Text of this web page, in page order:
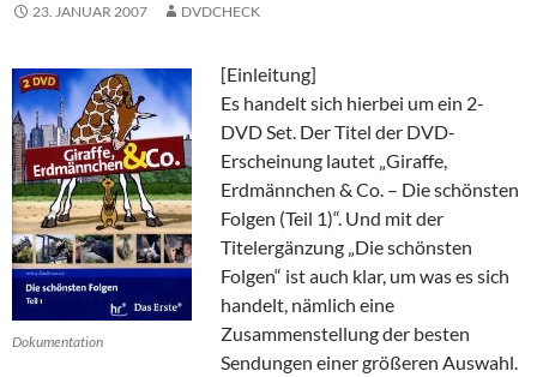
23. JANUAR 2007 DVDCHECK
Dokumentation
[Einleitung]
Es handelt sich hierbei um ein 2-
DVD Set. Der Titel der DVD-
Erscheinung lautet „Giraffe,
Erdmännchen & Co. – Die schönsten
Folgen (Teil 1)“. Und mit der
Titelergänzung „Die schönsten
Folgen“ ist auch klar, um was es sich
handelt, nämlich eine
Zusammenstellung der besten
Sendungen einer größeren Auswahl.